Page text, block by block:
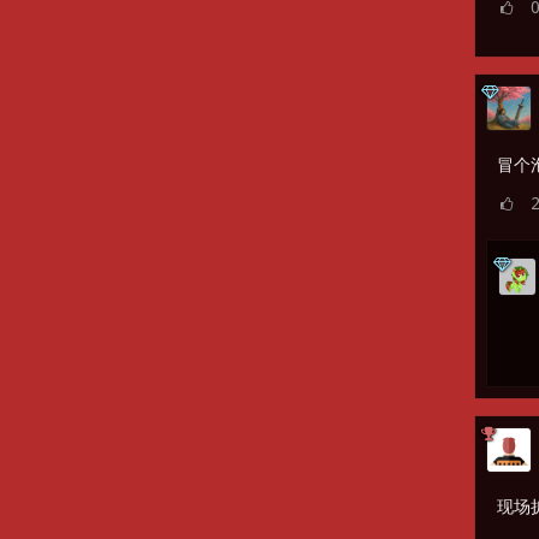
0
冒个
2
现场